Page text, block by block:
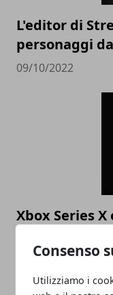
Consenso
Utilizziamo i
L'editor di
personaggi
09/10/2022
Xbox Series
09/10/2022